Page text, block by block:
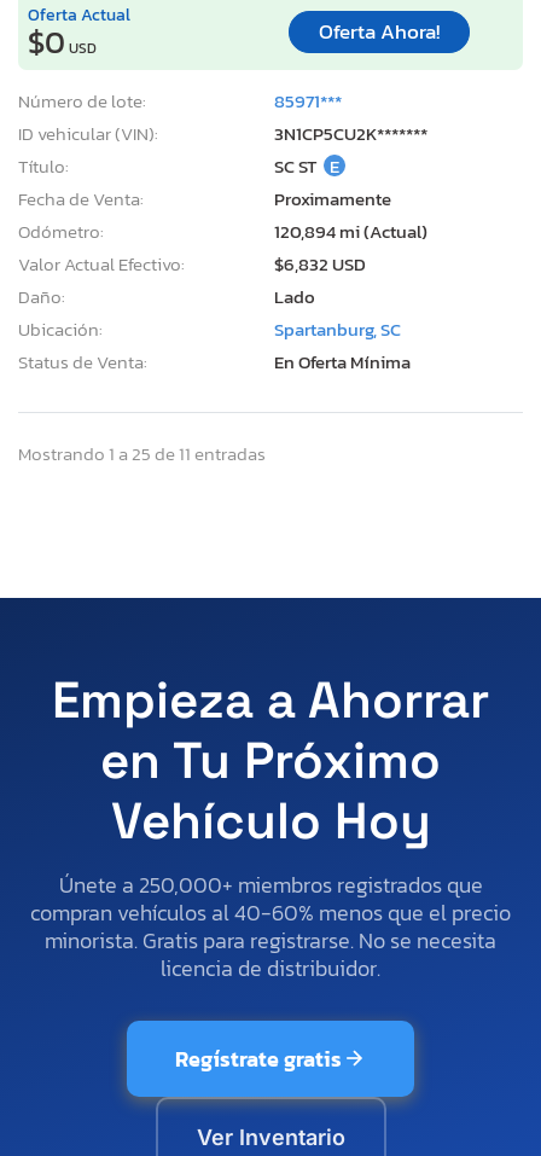
Oferta Actual
$0 USD
Oferta Ahora!
Número de lote:
85971***
ID vehicular (VIN):
3N1CP5CU2K*******
Título:
SC ST E
Fecha de Venta:
Proximamente
Odómetro:
120,894 mi (Actual)
Valor Actual Efectivo:
$6,832 USD
Daño:
Lado
Ubicación:
Spartanburg, SC
Status de Venta:
En Oferta Mínima
Mostrando 1 a 25 de 11 entradas
Empieza a Ahorrar
en Tu Próximo
Vehículo Hoy
Únete a 250,000+ miembros registrados que
compran vehículos al 40-60% menos que el precio
minorista. Gratis para registrarse. No se necesita
licencia de distribuidor.
Regístrate gratis
Ver Inventario